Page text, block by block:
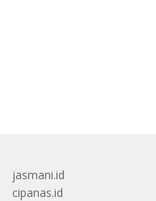
jasmani.id
cipanas.id